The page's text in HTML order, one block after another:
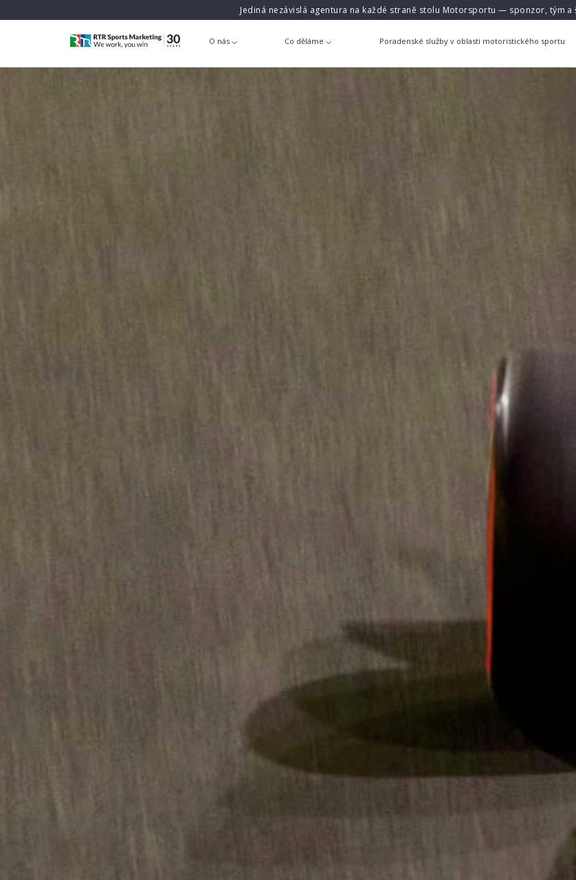
Jediná nezávislá agentura na každé straně stolu Motorsportu — sponzor, tým a
O nás Co děláme Poradenské služby v oblasti motoristického sportu